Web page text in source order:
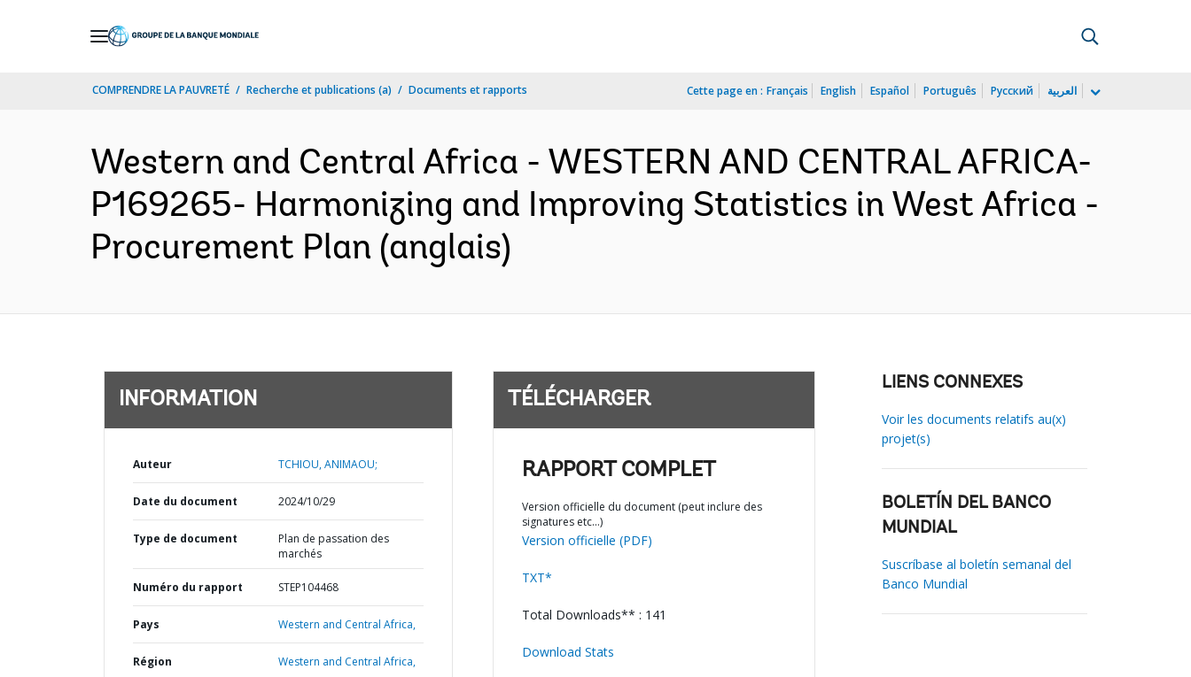
COMPRENDRE LA PAUVRETÉ Recherche et publications (a) Documents et rapports Cette page en : Français English Español Português Русский العربية
Western and Central Africa - WESTERN AND CENTRAL AFRICA-
P169265- Harmonizing and Improving Statistics in West Africa -
Procurement Plan (anglais)
INFORMATION
Auteur TCHIOU, ANIMAOU;
Date du document 2024/10/29
Type de document
Plan de passation des
marchés
Numéro du rapport STEP104468
Pays Western and Central Africa,
Région Western and Central Africa,
TÉLÉCHARGER
RAPPORT COMPLET
Version officielle du document (peut inclure des
signatures etc…)
Version officielle (PDF)
TXT*
Total Downloads** : 141
Download Stats
LIENS CONNEXES
Voir les documents relatifs au(x)
projet(s)
BOLETÍN DEL BANCO
MUNDIAL
Suscríbase al boletín semanal del
Banco Mundial